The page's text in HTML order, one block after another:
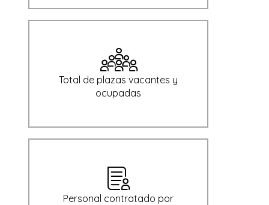
Total de plazas vacantes y
ocupadas
Personal contratado por